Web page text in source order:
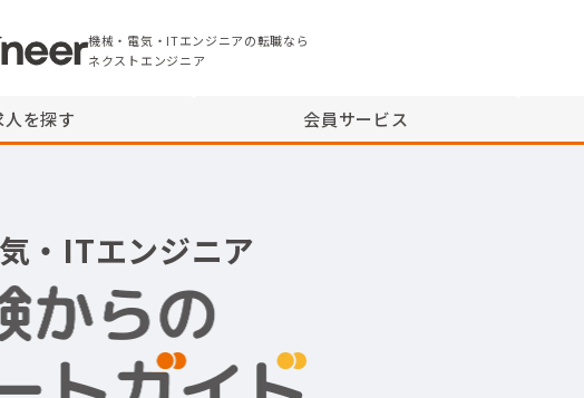
機械・電気・ITエンジニアの転職なら
ネクストエンジニア
人を探す 会員サービス
・ITエンジニア